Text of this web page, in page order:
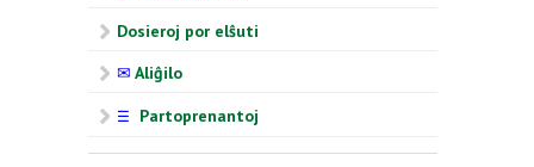
Dosieroj por elŝuti
✉ Aliĝilo
☰ Partoprenantoj